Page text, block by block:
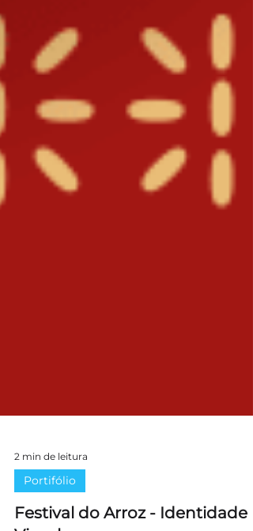
2 min de leitura
Portifólio